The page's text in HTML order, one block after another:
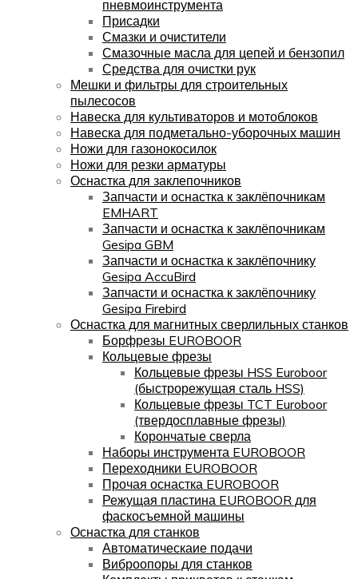
пневмоинструмента
Присадки
Смазки и очистители
Смазочные масла для цепей и бензопил
Средства для очистки рук
Мешки и фильтры для строительных
пылесосов
Навеска для культиваторов и мотоблоков
Навеска для подметально-уборочных машин
Ножи для газонокосилок
Ножи для резки арматуры
Оснастка для заклепочников
Запчасти и оснастка к заклёпочникам
EMHART
Запчасти и оснастка к заклёпочникам
Gesipa GBM
Запчасти и оснастка к заклёпочнику
Gesipa AccuBird
Запчасти и оснастка к заклёпочнику
Gesipa Firebird
Оснастка для магнитных сверлильных станков
Борфрезы EUROBOOR
Кольцевые фрезы
Кольцевые фрезы HSS Euroboor
(быстрорежущая сталь HSS)
Кольцевые фрезы TCT Euroboor
(твердосплавные фрезы)
Корончатые сверла
Наборы инструмента EUROBOOR
Переходники EUROBOOR
Прочая оснастка EUROBOOR
Режущая пластина EUROBOOR для
фаскосъемной машины
Оснастка для станков
Автоматическаие подачи
Виброопоры для станков